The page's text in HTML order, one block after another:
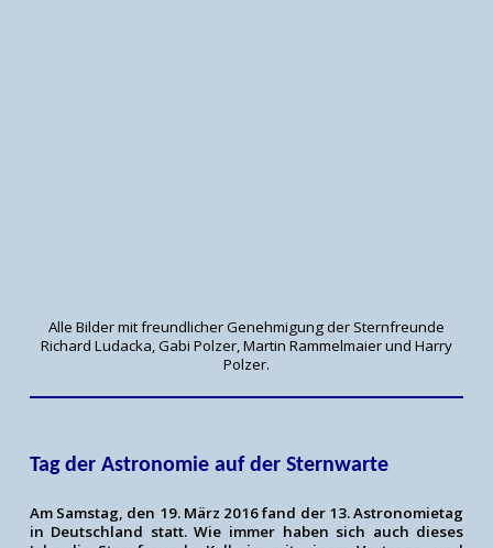
Alle Bilder mit freundlicher Genehmigung der Sternfreunde
Richard Ludacka, Gabi Polzer, Martin Rammelmaier und Harry
Polzer.
Tag der Astronomie auf der Sternwarte
Am Samstag, den 19. März 2016 fand der 13. Astronomietag
in Deutschland statt. Wie immer haben sich auch dieses